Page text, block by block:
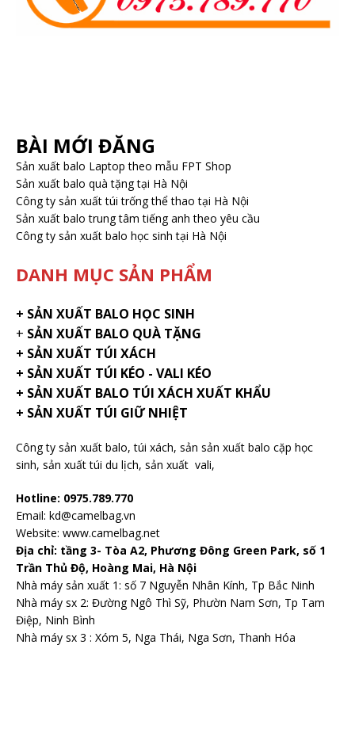
BÀI MỚI ĐĂNG
Sản xuất balo Laptop theo mẫu FPT Shop
Sản xuất balo quà tặng tại Hà Nội
Công ty sản xuất túi trống thể thao tại Hà Nội
Sản xuất balo trung tâm tiếng anh theo yêu cầu
Công ty sản xuất balo học sinh tại Hà Nội
DANH MỤC SẢN PHẨM
+ SẢN XUẤT BALO HỌC SINH
+ SẢN XUẤT BALO QUÀ TẶNG
+ SẢN XUẤT TÚI XÁCH
+ SẢN XUẤT TÚI KÉO - VALI KÉO
+ SẢN XUẤT BALO TÚI XÁCH XUẤT KHẨU
+ SẢN XUẤT TÚI GIỮ NHIỆT
Công ty sản xuất balo, túi xách, sản sản xuất balo cặp học
sinh, sản xuất túi du lịch, sản xuất vali,
Hotline: 0975.789.770
Email: kd@camelbag.vn
Website: www.camelbag.net
Địa chỉ: tầng 3- Tòa A2, Phương Đông Green Park, số 1
Trần Thủ Độ, Hoàng Mai, Hà Nội
Nhà máy sản xuất 1: số 7 Nguyễn Nhân Kính, Tp Bắc Ninh
Nhà máy sx 2: Đường Ngô Thì Sỹ, Phườn Nam Sơn, Tp Tam
Điệp, Ninh Bình
Nhà máy sx 3 : Xóm 5, Nga Thái, Nga Sơn, Thanh Hóa